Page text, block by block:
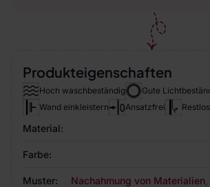
Produkteigenschaften
Hoch waschbeständig
Gute
Wand einkleistern
Ansatzfrei
Material:
Farbe:
Muster: Nachahmung von Materialien